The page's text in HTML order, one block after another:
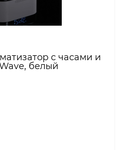
с часами и
белый